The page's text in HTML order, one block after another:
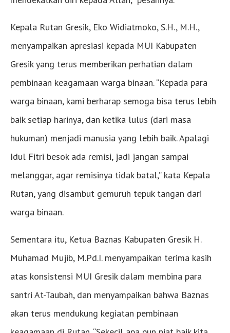
Kepala Rutan Gresik, Eko Widiatmoko, S.H., M.H.,
menyampaikan apresiasi kepada MUI Kabupaten
Gresik yang terus memberikan perhatian dalam
pembinaan keagamaan warga binaan. “Kepada para
warga binaan, kami berharap semoga bisa terus lebih
baik setiap harinya, dan ketika lulus (dari masa
hukuman) menjadi manusia yang lebih baik. Apalagi
Idul Fitri besok ada remisi, jadi jangan sampai
melanggar, agar remisinya tidak batal,” kata Kepala
Rutan, yang disambut gemuruh tepuk tangan dari
warga binaan.
Sementara itu, Ketua Baznas Kabupaten Gresik H.
Muhamad Mujib, M.Pd.I. menyampaikan terima kasih
atas konsistensi MUI Gresik dalam membina para
santri At-Taubah, dan menyampaikan bahwa Baznas
akan terus mendukung kegiatan pembinaan